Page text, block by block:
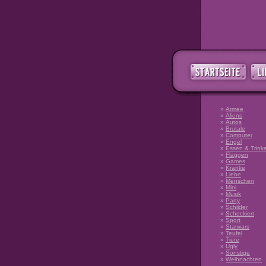
» Armee
» Aliens
» Autos
» Brutale
» Computer
» Engel
» Essen &
» Flaggen
» Games
» Kranke
» Liebe
» Menschen
» Mini
» Musik
» Party
» Schilder
» Schockiert
» Sport
» Starwars
» Teufel
» Tiere
» Ugly
» Sonstige
» Weihnachten